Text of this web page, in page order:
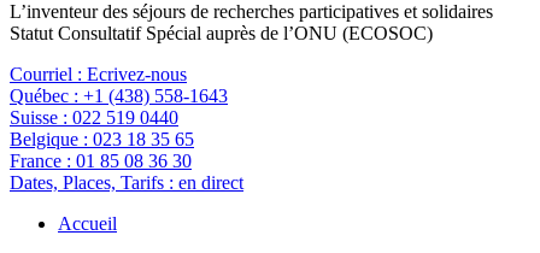
L’inventeur des séjours de recherches participatives et solidaires
Statut Consultatif Spécial auprès de l’ONU (ECOSOC)
Courriel : Ecrivez-nous
Québec : +1 (438) 558-1643
Suisse : 022 519 0440
Belgique : 023 18 35 65
France : 01 85 08 36 30
Dates, Places, Tarifs : en direct
Accueil